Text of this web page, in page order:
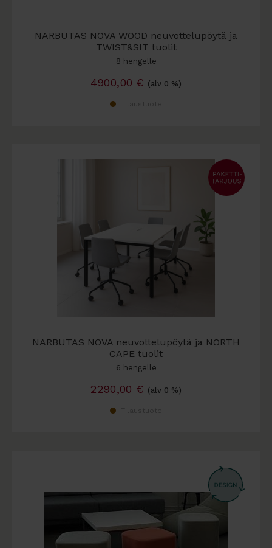
NARBUTAS NOVA WOOD neuvottelupöytä ja
TWIST&SIT tuolit
8 hengelle
4900,00 € (alv 0 %)
NARBUTAS NOVA neuvottelupöytä ja NORTH
CAPE tuolit
6 hengelle
2290,00 € (alv 0 %)